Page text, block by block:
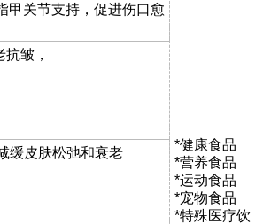
甲关节支持，促进伤口愈
*健康食品
*营养食品
*运动食品
*宠物食品
*特殊医疗饮
皱，
缓皮肤松弛和衰老